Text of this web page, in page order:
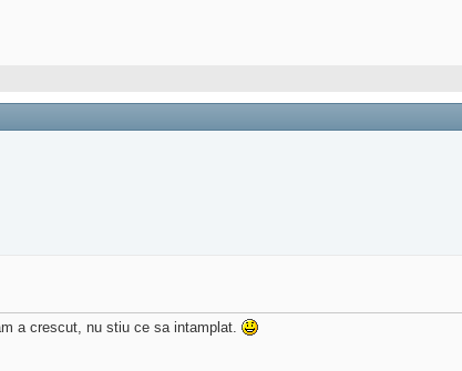
a crescut, nu stiu ce sa intamplat.